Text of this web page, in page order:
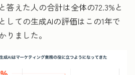
答えた人の合計は全体の72.3%と
しての生成AIの評価はこの1年で
りました。